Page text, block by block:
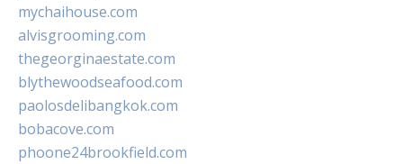
mychaihouse.com
alvisgrooming.com
thegeorginaestate.com
blythewoodseafood.com
paolosdelibangkok.com
bobacove.com
phoone24brookfield.com